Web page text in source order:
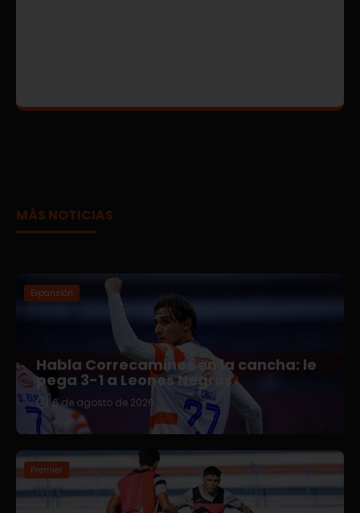
MÁS NOTICIAS
Expansión
Habla Correcaminos en la cancha: le
pega 3-1 a Leones Negros
6 de agosto de 2026
Premier